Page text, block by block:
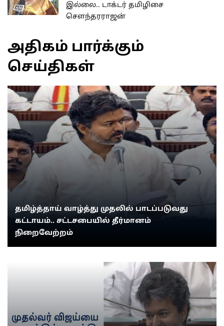
இல்லை.. டாக்டர் தமிழிசை
செளந்தரராஜன்
அதிகம் பார்க்கும்
செய்திகள்
தமிழ்த்தாய் வாழ்த்து முதலில் பாடப்படுவது
கட்டாயம்.. சட்டசபையில் தீர்மானம்
நிறைவேற்றம்